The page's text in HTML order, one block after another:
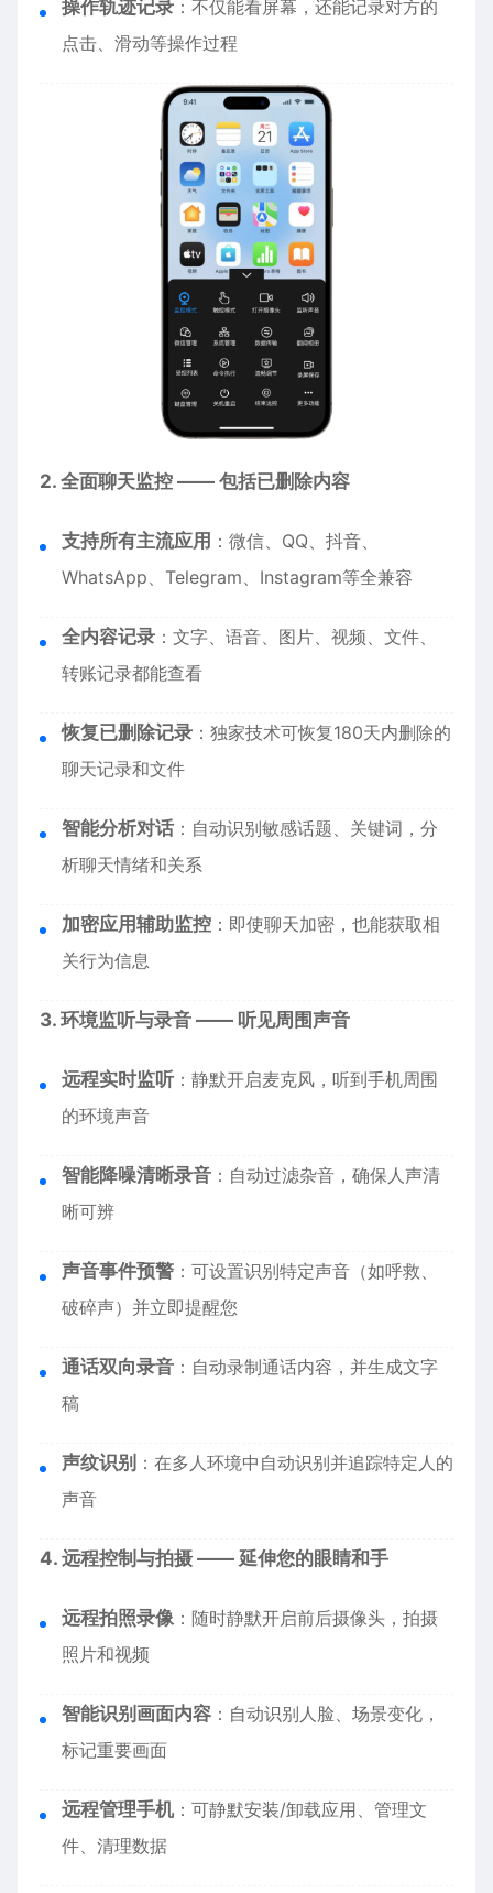
操作轨迹记录 ：不仅能看屏幕，还能记录对方的
点击、滑动等操作过程
2. 全面聊天监控 —— 包括已删除内容
支持所有主流应用 ：微信、QQ、抖音、
WhatsApp、Telegram、Instagram等全兼容
全内容记录 ：文字、语音、图片、视频、文件、
转账记录都能查看
恢复已删除记录 ：独家技术可恢复180天内删除的
聊天记录和文件
智能分析对话 ：自动识别敏感话题、关键词，分
析聊天情绪和关系
加密应用辅助监控 ：即使聊天加密，也能获取相
关行为信息
3. 环境监听与录音 —— 听见周围声音
远程实时监听 ：静默开启麦克风，听到手机周围
的环境声音
智能降噪清晰录音 ：自动过滤杂音，确保人声清
晰可辨
声音事件预警 ：可设置识别特定声音（如呼救、
破碎声）并立即提醒您
通话双向录音 ：自动录制通话内容，并生成文字
稿
声纹识别 ：在多人环境中自动识别并追踪特定人的
声音
4. 远程控制与拍摄 —— 延伸您的眼睛和手
远程拍照录像：随时静默开启前后摄像头，拍摄
照片和视频
智能识别画面内容 ：自动识别人脸、场景变化，
标记重要画面
远程管理手机：可静默安装/卸载应用、管理文
件、清理数据